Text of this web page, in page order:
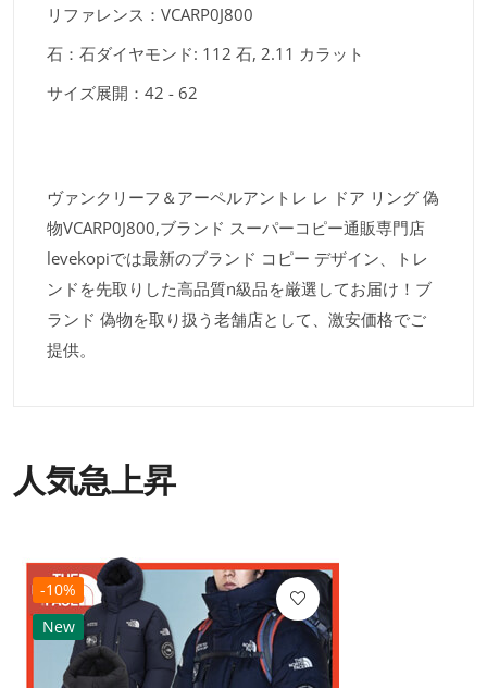
リファレンス：VCARP0J800
石：石ダイヤモンド: 112 石, 2.11 カラット
サイズ展開：42 - 62
ヴァンクリーフ＆アーペルアントレ レ ドア リング 偽
物VCARP0J800,ブランド スーパーコピー通販専門店
levekopiでは最新のブランド コピー デザイン、トレ
ンドを先取りした高品質n級品を厳選してお届け！ブ
ランド 偽物を取り扱う老舗店として、激安価格でご
提供。
人気急上昇
-10%
New